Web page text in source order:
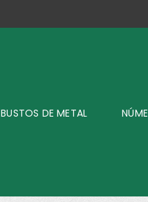
BUSTOS DE METAL